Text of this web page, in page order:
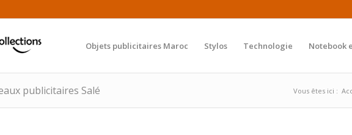
Objets publicitaires Maroc Stylos Technologie Notebook
publicitaires Salé Vous êtes ici :